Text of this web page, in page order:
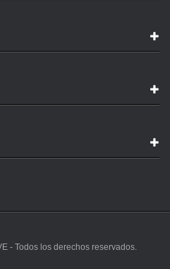
- Todos los derechos reservados.